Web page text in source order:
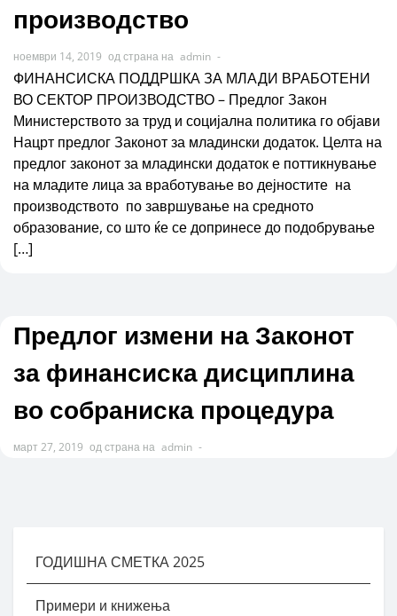
производство
ноември 14, 2019 од страна на admin -
ФИНАНСИСКА ПОДДРШКА ЗА МЛАДИ ВРАБОТЕНИ
ВО СЕКТОР ПРОИЗВОДСТВО – Предлог Закон
Министерството за труд и социјална политика го објави
Нацрт предлог Законот за младински додаток. Целта на
предлог законот за младински додаток е поттикнување
на младите лица за вработување во дејностите на
производството по завршување на средното
образование, со што ќе се допринесе до подобрување
[…]
Предлог измени на Законот
за финансиска дисциплина
во собраниска процедура
март 27, 2019 од страна на admin -
ГОДИШНА СМЕТКА 2025
Примери и книжења